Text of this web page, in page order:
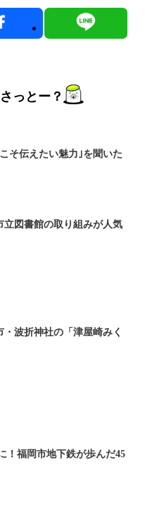
っとー？
そ伝えたい魅力｣を聞いた
図書館の取り組みが人気
波折神社の「津屋崎みく
！福岡市地下鉄が歩んだ45